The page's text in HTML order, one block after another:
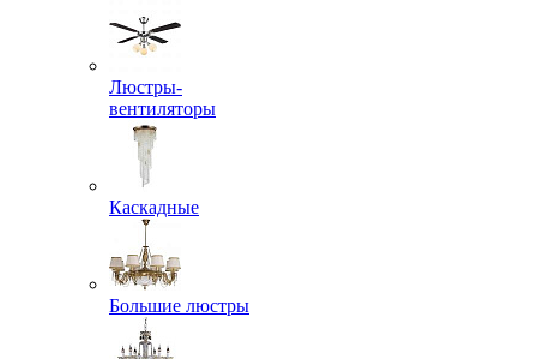
Люстры-
вентиляторы
Каскадные
Большие люстры